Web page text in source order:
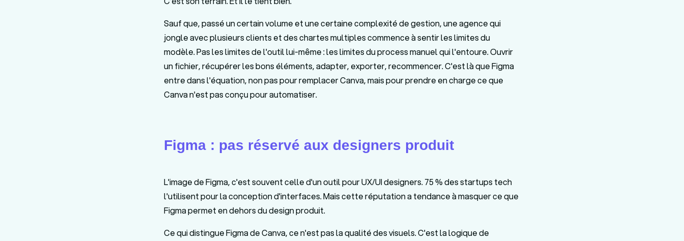
Sauf que, passé un certain volume et une certaine complexité de gestion, une agence qui
jongle avec plusieurs clients et des chartes multiples commence à sentir les limites du
modèle. Pas les limites de l'outil lui-même : les limites du process manuel qui l'entoure. Ouvrir
un fichier, récupérer les bons éléments, adapter, exporter, recommencer. C'est là que Figma
entre dans l'équation, non pas pour remplacer Canva, mais pour prendre en charge ce que
Canva n'est pas conçu pour automatiser.
Figma : pas réservé aux designers produit
L'image de Figma, c'est souvent celle d'un outil pour UX/UI designers. 75 % des startups tech
l'utilisent pour la conception d'interfaces. Mais cette réputation a tendance à masquer ce que
Figma permet en dehors du design produit.
Ce qui distingue Figma de Canva, ce n'est pas la qualité des visuels. C'est la logique de